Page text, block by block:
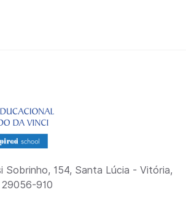
Sobrinho, 154, Santa Lúcia - Vitória,
29056-910